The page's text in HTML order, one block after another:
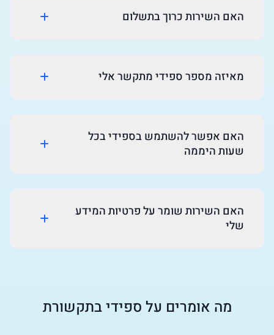
האם השירות כרוך בתשלום
מאיזה מספר ספידי מתקשר אלי
האם אפשר להשתמש בספידי בכל
שעות היממה
האם השירות שומר על פרטיות המידע
שלי
מה אומרים על ספידי בתקשורת